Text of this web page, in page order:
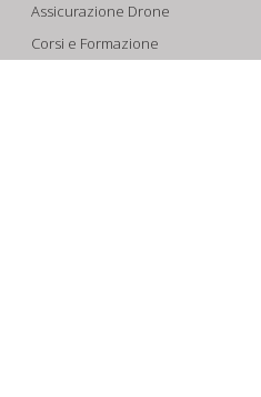
Assicurazione Drone
Corsi e Formazione